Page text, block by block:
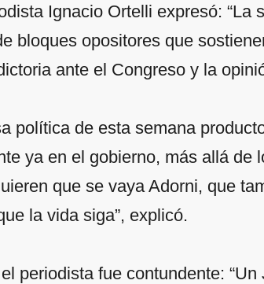
Ignacio Ortelli expresó: “La
bloques opositores que
ante el Congreso y la
política de esta semana
ya en el gobierno, más allá de
que se vaya Adorni, que
la vida siga”, explicó.
periodista fue contundente: